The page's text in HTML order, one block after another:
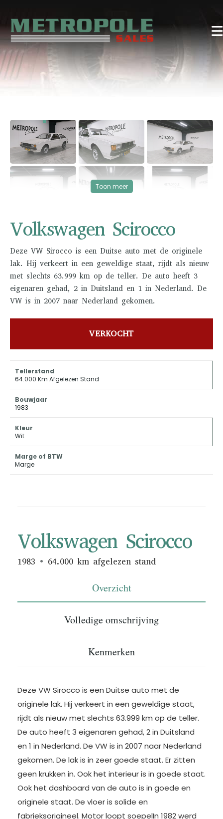
VERKOCHT
‹ ›
Toon meer
Volkswagen Scirocco
Deze VW Sirocco is een Duitse auto met de originele
lak. Hij verkeert in een geweldige staat, rijdt als nieuw
met slechts 63.999 km op de teller. De auto heeft 3
eigenaren gehad, 2 in Duitsland en 1 in Nederland. De
VW is in 2007 naar Nederland gekomen.
VERKOCHT
Tellerstand
64.000 Km Afgelezen Stand
Bouwjaar
1983
Kleur
Wit
Marge of BTW
Marge
Volkswagen Scirocco
1983 64.000 km afgelezen stand
Overzicht
Volledige omschrijving
Kenmerken
Deze VW Sirocco is een Duitse auto met de
originele lak. Hij verkeert in een geweldige staat,
rijdt als nieuw met slechts 63.999 km op de teller.
De auto heeft 3 eigenaren gehad, 2 in Duitsland
en 1 in Nederland. De VW is in 2007 naar Nederland
gekomen. De lak is in zeer goede staat. Er zitten
geen krukken in. Ook het interieur is in goede staat.
Ook het dashboard van de auto is in goede en
originele staat. De vloer is solide en
fabrieksorigineel. Motor loopt soepelIn 1982 werd